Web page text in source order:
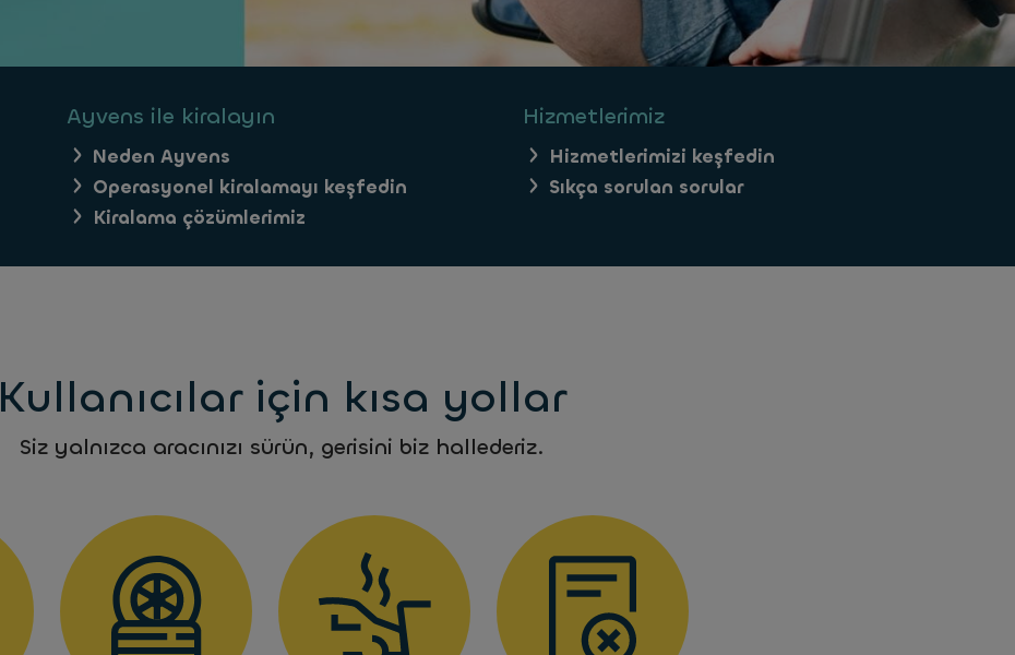
Ayvens ile kiralayın
Neden Ayvens
Operasyonel kiralamayı keşfedin
Kiralama çözümlerimiz
Hizmetlerimiz
Hizmetlerimizi keşfedin
Sıkça sorulan sorular
Kullanıcılar için kısa yollar
Siz yalnızca aracınızı sürün, gerisini biz hallederiz.